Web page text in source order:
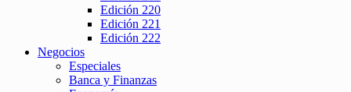
Edición 220
Edición 221
Edición 222
Negocios
Especiales
Banca y Finanzas